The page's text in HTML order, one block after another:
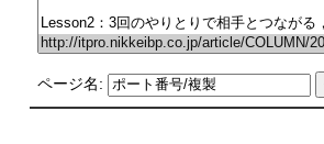
ページ名: